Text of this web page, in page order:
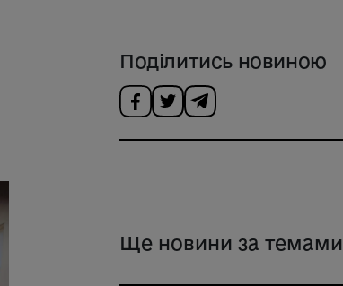
Поділитись новиною
Ще новини за темами